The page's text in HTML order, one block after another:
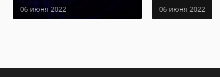
06 июня 2022 06 июня 2022